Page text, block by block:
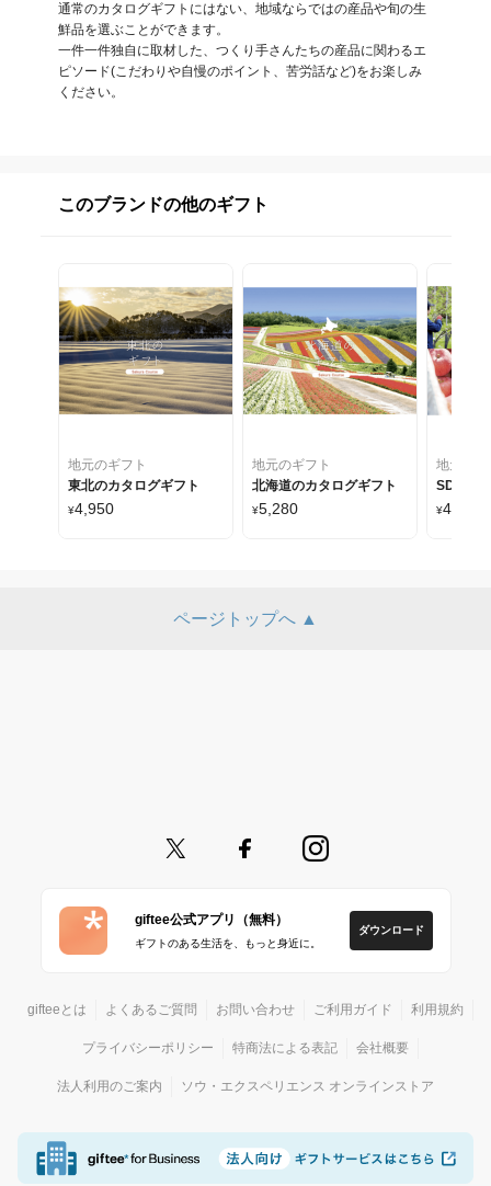
通常のカタログギフトにはない、地域ならではの産品や旬の生
鮮品を選ぶことができます。
一件一件独自に取材した、つくり手さんたちの産品に関わるエ
ピソード(こだわりや自慢のポイント、苦労話など)をお楽しみ
ください。
このブランドの他のギフト
地元のギフト
東北のカタログギフト
¥4,950
地元のギフト
北海道のカタログギフト
¥5,280
地元の
SDGsの
¥4,950
ページトップへ ▲
giftee公式アプリ（無料）
ギフトのある生活を、もっと身近に。
ダウンロード
gifteeとは よくあるご質問 お問い合わせ ご利用ガイド 利用規約
プライバシーポリシー 特商法による表記 会社概要
法人利用のご案内 ソウ・エクスペリエンス オンラインストア